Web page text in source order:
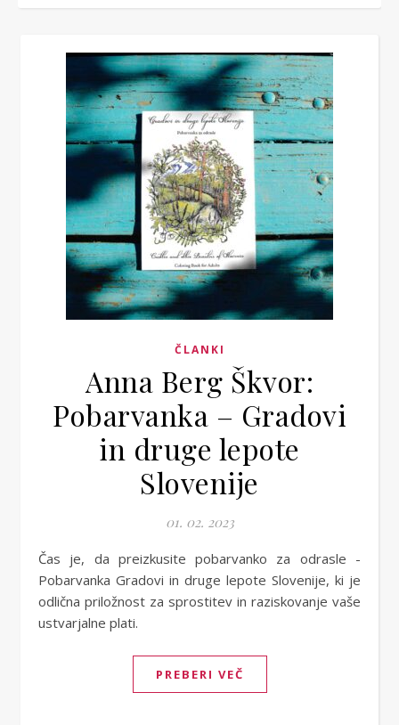
ČLANKI
Anna Berg Škvor:
Pobarvanka – Gradovi
in druge lepote
Slovenije
01. 02. 2023
Čas je, da preizkusite pobarvanko za odrasle -
Pobarvanka Gradovi in druge lepote Slovenije, ki je
odlična priložnost za sprostitev in raziskovanje vaše
ustvarjalne plati.
PREBERI VEČ